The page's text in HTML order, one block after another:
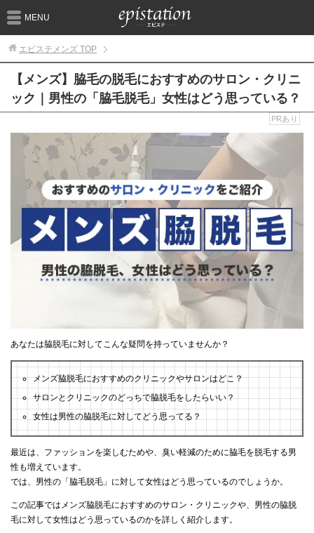
MENU
エピステメンズ TOP
【メンズ】脇毛の脱毛におすすめのサロン・クリニ
ック｜男性の「脇毛脱毛」女性はどう思っている？
PRあり
あなたは脇脱毛に対してこんな疑問を持っていませんか？
メンズ脇脱毛におすすめのクリニックやサロンはどこ？
サロンとクリニックのどっちで脇脱毛をしたらいい？
女性は男性の脇脱毛に対してどう思ってる？
最近は、ファッションを楽しむためや、臭い軽減のために脇毛を脱毛する男
性も増えています。
では、男性の「脇毛脱毛」に対して女性はどう思っているのでしょうか。
この記事ではメンズ脇脱毛におすすめのサロン・クリニックや、男性の脇脱
毛に対して女性はどう思っているのかを詳しく紹介します。